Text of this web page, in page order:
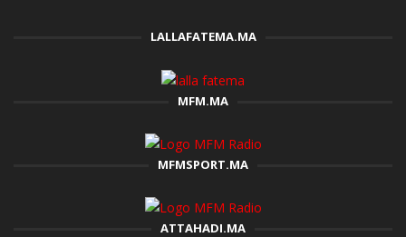
LALLAFATEMA.MA
MFM.MA
MFMSPORT.MA
ATTAHADI.MA